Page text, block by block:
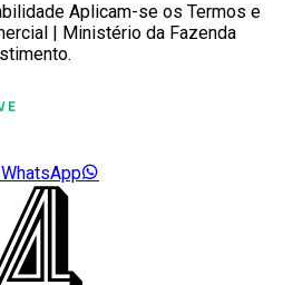
Aplicam-se os Termos e
| Ministério da Fazenda